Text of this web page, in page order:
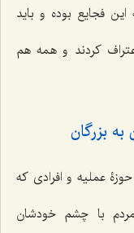
فجایع بوده و باید
کردند و همه هم
بزرگان
عملیه و افرادی که
با چشم خودشان